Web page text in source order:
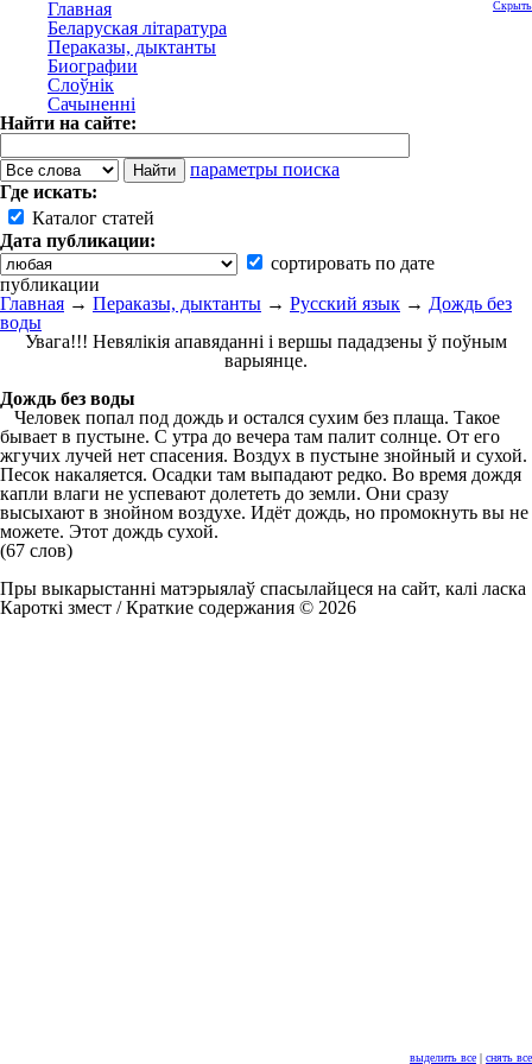
Главная
Беларуская літаратура
Пераказы, дыктанты
Биографии
Слоўнік
Сачыненні
Найти на сайте:
параметры поиска
Где искать:
Каталог статей
Дата публикации:
сортировать по дате
публикации
Скрыть
выделить все | снять все
Главная → Пераказы, дыктанты → Русский язык → Дождь без
воды
Увага!!! Невялікія апавяданні і вершы пададзены ў поўным
варыянце.
Дождь без воды
Человек попал под дождь и остался сухим без плаща. Такое
бывает в пустыне. С утра до вечера там палит солнце. От его
жгучих лучей нет спасения. Воздух в пустыне знойный и сухой.
Песок накаляется. Осадки там выпадают редко. Во время дождя
капли влаги не успевают долететь до земли. Они сразу
высыхают в знойном воздухе. Идёт дождь, но промокнуть вы не
можете. Этот дождь сухой.
(67 слов)
Пры выкарыстанні матэрыялаў спасылайцеся на сайт, калі ласка
Кароткі змест / Краткие содержания © 2026